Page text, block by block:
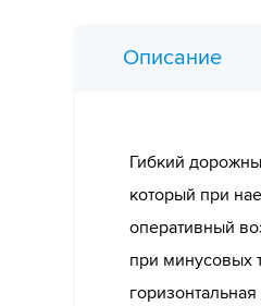
Описание
Гибкий
который при
оперативный
при минусовых